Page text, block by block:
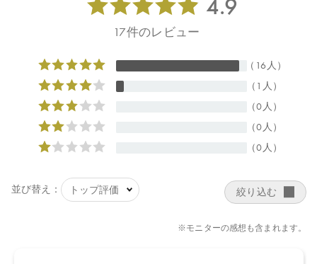
イコ花／葉／茎エキス＊、グリチルリチン酸２Ｋ、バオバブ果肉
エキス、カリオデンドロンオリノセンセ種子油、アルテロモナス
ソウ油＊、アーチチョーク葉エキス、トレハロース、オリーブ果
実油＊、ホホバ種子油＊、コメヌカ油、ヒマシ油、オリーブ油脂
肪酸ソルビタン、ベタイン、アルギニン、マルトデキストリン、
キサンタンガム、トコトリエノール、トコフェロール、ダマスク
バラ花油＊、イランイラン花油＊、ニュウコウジュ油＊、ビャク
ダン油、カニナバラ果実油、オレンジ果皮油＊、ＢＧ、キシリト
ール、エタノール、カプリリルグリコール、ステアリン酸ポリグ
ル、フィチン酸、酸化銀、クエン酸、クエン酸Ｎａ、ホウケイ酸
（Ｃａ／Ｎａ）
＊オーガニック原料